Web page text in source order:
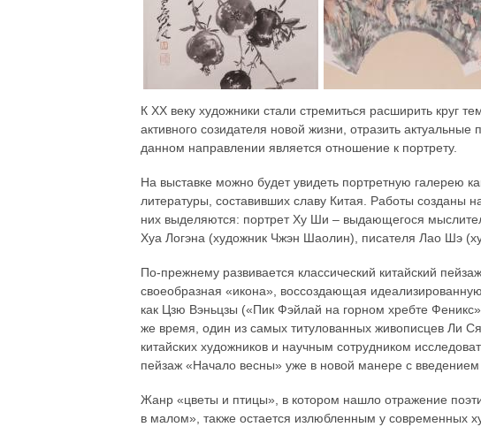
К XX веку художники стали стремиться расширить круг
активного созидателя новой жизни, отразить
данном направлении является отношение к портрету.
На выставке можно будет увидеть портретную галерею
литературы, составивших славу Китая. Работы созданы
них выделяются: портрет Ху Ши – выдающегося
Хуа Логэна (художник Чжэн Шаолин), писателя Лао Шэ
По-прежнему развивается классический китайский
своеобразная «икона», воссоздающая
как Цзю Вэньцзы («Пик Фэйлай на горном хребте
же время, один из самых титулованных живописцев Ли
китайских художников и научным сотрудником
пейзаж «Начало весны» уже в новой манере с введением
Жанр «цветы и птицы», в котором нашло отражение
в малом», также остается излюбленным у современных